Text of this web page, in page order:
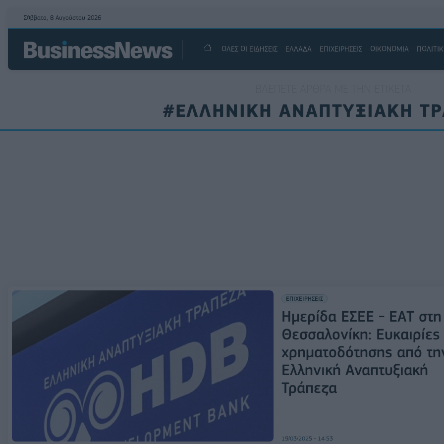
Σάββατο, 8 Αυγούστου 2026
ΟΛΕΣ ΟΙ ΕΙΔΗΣΕΙΣ ΕΛΛΑΔΑ ΕΠΙΧΕΙΡΗΣΕΙΣ ΟΙΚΟΝΟΜΙΑ
#ΕΛΛΗΝΙΚΗ ΑΝΑΠΤΥΞΙΑΚΗ
ΕΠΙΧΕΙΡΗΣΕΙΣ
Ημερίδα ΕΣΕΕ - ΕΑΤ στη
Θεσσαλονίκη: Ευκαιρίες
χρηματοδότησης από
Ελληνική Αναπτυξιακή
Τράπεζα
19/03/2025 - 14:53